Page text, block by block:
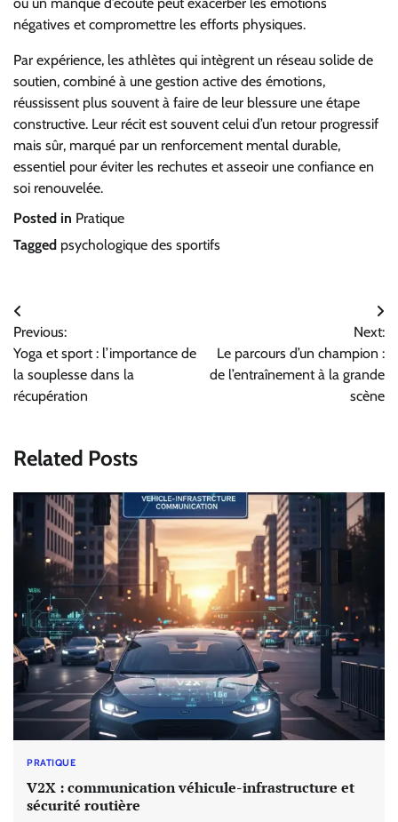
ou un manque d’écoute peut exacerber les émotions
négatives et compromettre les efforts physiques.
Par expérience, les athlètes qui intègrent un réseau solide de
soutien, combiné à une gestion active des émotions,
réussissent plus souvent à faire de leur blessure une étape
constructive. Leur récit est souvent celui d’un retour progressif
mais sûr, marqué par un renforcement mental durable,
essentiel pour éviter les rechutes et asseoir une confiance en
soi renouvelée.
Posted in Pratique
Tagged psychologique des sportifs
Navigation
de
l’article
Previous:
Yoga et sport : l’importance de
la souplesse dans la
récupération
Next:
Le parcours d’un champion :
de l’entraînement à la grande
scène
Related Posts
PRATIQUE
V2X : communication véhicule-infrastructure et
sécurité routière